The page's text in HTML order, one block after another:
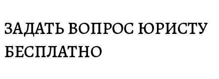
ЗАДАТЬ ВОПРОС ЮРИСТУ
БЕСПЛАТНО